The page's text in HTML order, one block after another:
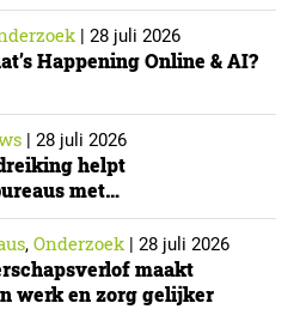
| 28 juli 2026
Happening Online & AI?
| 28 juli 2026
helpt
met
, Onderzoek| 28 juli 2026
maakt
werk en zorg gelijker